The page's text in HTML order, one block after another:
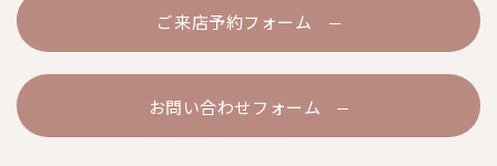
ご来店予約フォーム
お問い合わせフォーム